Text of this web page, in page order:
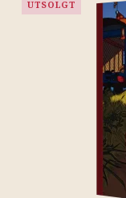
UTSOLGT